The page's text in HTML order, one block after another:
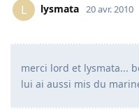
L lysmata 20 avr. 2010
merci lord et lysmata...
lui ai aussi mis du